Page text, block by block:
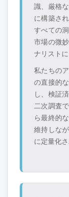
識、厳格
に構築さ
すべての
市場の微
ナリスト
私たちの
の直接的
し、検証
二次調査
ら最終的
維持しな
に定量化